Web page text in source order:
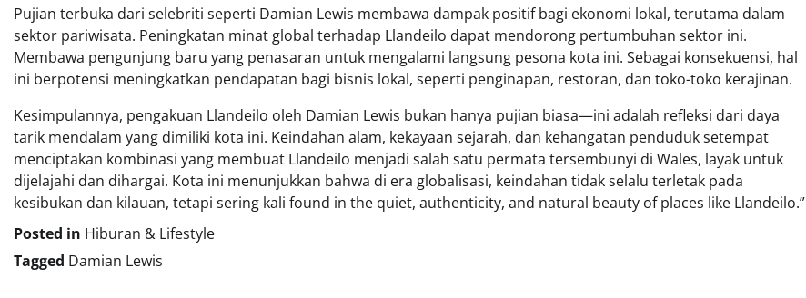
Pujian terbuka dari selebriti seperti Damian Lewis membawa dampak positif bagi ekonomi lokal, terutama dalam
sektor pariwisata. Peningkatan minat global terhadap Llandeilo dapat mendorong pertumbuhan sektor ini.
Membawa pengunjung baru yang penasaran untuk mengalami langsung pesona kota ini. Sebagai konsekuensi, hal
ini berpotensi meningkatkan pendapatan bagi bisnis lokal, seperti penginapan, restoran, dan toko-toko kerajinan.
Kesimpulannya, pengakuan Llandeilo oleh Damian Lewis bukan hanya pujian biasa—ini adalah refleksi dari daya
tarik mendalam yang dimiliki kota ini. Keindahan alam, kekayaan sejarah, dan kehangatan penduduk setempat
menciptakan kombinasi yang membuat Llandeilo menjadi salah satu permata tersembunyi di Wales, layak untuk
dijelajahi dan dihargai. Kota ini menunjukkan bahwa di era globalisasi, keindahan tidak selalu terletak pada
kesibukan dan kilauan, tetapi sering kali found in the quiet, authenticity, and natural beauty of places like Llandeilo.”
Posted in Hiburan & Lifestyle
Tagged Damian Lewis